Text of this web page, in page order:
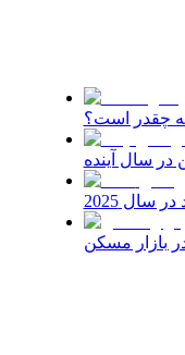
چقدر است؟
سال آینده
سال 2025
بازار مسکن